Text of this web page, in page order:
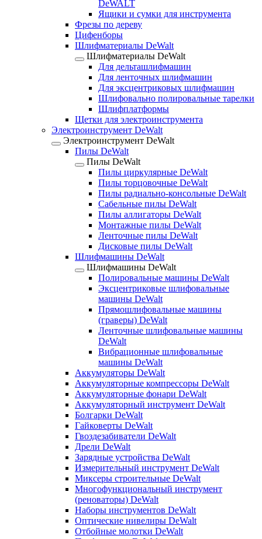
DeWALT
Ящики и сумки для инструмента
Фрезы по дереву
Цифенборы
Шлифматериалы DeWalt
Шлифматериалы DeWalt
Для дельташлифмашин
Для ленточных шлифмашин
Для эксцентриковых шлифмашин
Шлифовально полировальные тарелки
Шлифплатформы
Щетки для электроинструмента
Электроинструмент DeWalt
Электроинструмент DeWalt
Пилы DeWalt
Пилы DeWalt
Пилы циркулярные DeWalt
Пилы торцовочные DeWalt
Пилы радиально-консольные DeWalt
Сабельные пилы DeWalt
Пилы аллигаторы DeWalt
Монтажные пилы DeWalt
Ленточные пилы DeWalt
Дисковые пилы DeWalt
Шлифмашины DeWalt
Шлифмашины DeWalt
Полировальные машины DeWalt
Эксцентриковые шлифовальные
машины DeWalt
Прямошлифовальные машины
(граверы) DeWalt
Ленточные шлифовальные машины
DeWalt
Вибрационные шлифовальные
машины DeWalt
Аккумуляторы DeWalt
Аккумуляторные компрессоры DeWalt
Аккумуляторные фонари DeWalt
Аккумуляторный инструмент DeWalt
Болгарки DeWalt
Гайковерты DeWalt
Гвоздезабиватели DeWalt
Дрели DeWalt
Зарядные устройства DeWalt
Измерительный инструмент DeWalt
Миксеры строительные DeWalt
Многофункциональный инструмент
(реноваторы) DeWalt
Наборы инструментов DeWalt
Оптические нивелиры DeWalt
Отбойные молотки DeWalt